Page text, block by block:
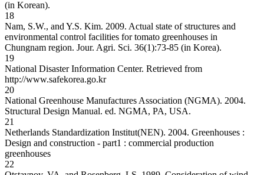
(in Korean).
18
Nam, S.W., and Y.S. Kim. 2009. Actual state of structures and
environmental control facilities for tomato greenhouses in
Chungnam region. Jour. Agri. Sci. 36(1):73-85 (in Korea).
19
National Disaster Information Center. Retrieved from
http://www.safekorea.go.kr
20
National Greenhouse Manufactures Association (NGMA). 2004.
Structural Design Manual. ed. NGMA, PA, USA.
21
Netherlands Standardization Institut(NEN). 2004. Greenhouses :
Design and construction - part1 : commercial production
greenhouses
22